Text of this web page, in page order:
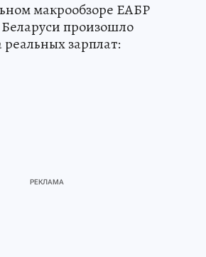
макрообзоре ЕАБР
произошло
зарплат: